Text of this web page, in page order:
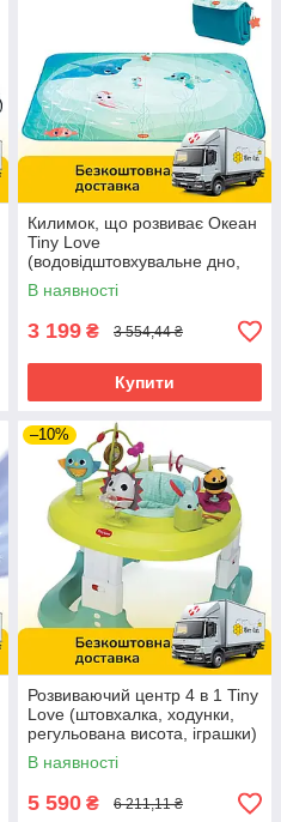
Килимок, що розвиває Океан
Tiny Love
(водовідштовхувальне дно,
іграшка) 1207200030
В наявності
3 199 ₴ 3 554,44 ₴
Купити
–10%
Розвиваючий центр 4 в 1 Tiny
Love (штовхалка, ходунки,
регульована висота, іграшки)
1805000011
В наявності
5 590 ₴ 6 211,11 ₴